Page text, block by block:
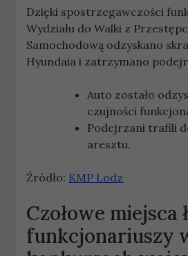
Dzięki spostrzegawczości
Wydziału do Walki z
Samochodową odzyskano
Hyundaia i zatrzymano
Auto zostało
czujności
Podejrzani trafili
aresztu.
Źródło: KMP Lodz
Czołowe miejsca
funkcjonariuszy